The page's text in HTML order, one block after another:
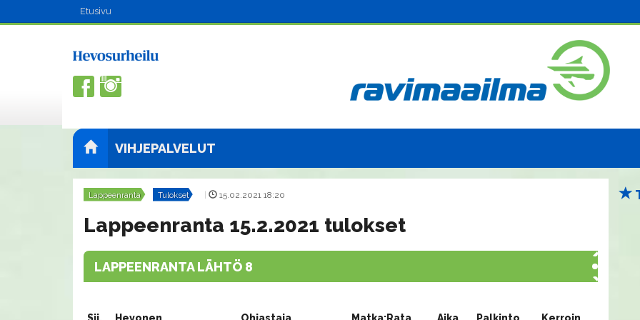
Etusivu
VIHJEPALVELUT
Lappeenranta Tulokset 15.02.2021 18:20
Lappeenranta 15.2.2021 tulokset
LAPPEENRANTA LÄHTÖ 8